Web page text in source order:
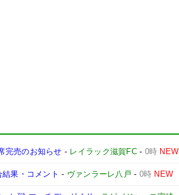
完売のお知らせ - レイラック滋賀FC- 0時 NEW
結果・コメント - ヴァンラーレ八戸 - 0時 NEW